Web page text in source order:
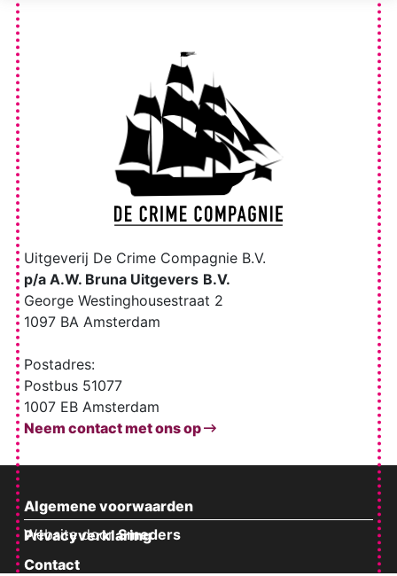
Uitgeverij De Crime Compagnie B.V.
p/a A.W. Bruna Uitgevers B.V.
George Westinghousestraat 2
1097 BA Amsterdam
Postadres:
Postbus 51077
1007 EB Amsterdam
Neem contact met ons op
Algemene voorwaarden
Privacyverklaring
Contact
Website door Smeders